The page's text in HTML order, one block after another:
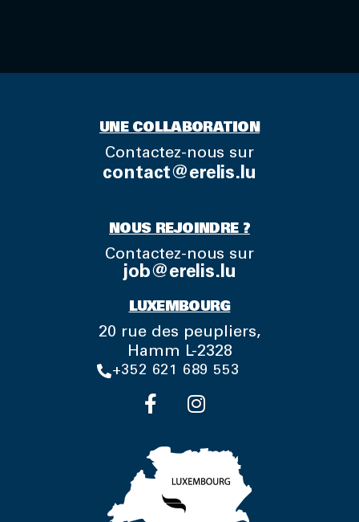
UNE COLLABORATION
Contactez-nous sur
contact@erelis.lu
NOUS REJOINDRE ?
Contactez-nous sur
job@erelis.lu
LUXEMBOURG
20 rue des peupliers,
Hamm L-2328
+352 621 689 553